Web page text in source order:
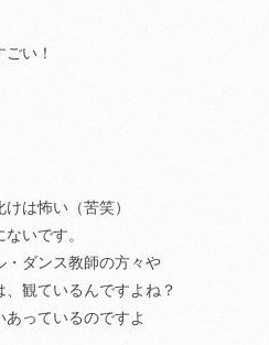
ごい！
けは怖い（苦笑）
いです。
・ダンス教師の方々や
観ているんですよね？
あっているのですよ